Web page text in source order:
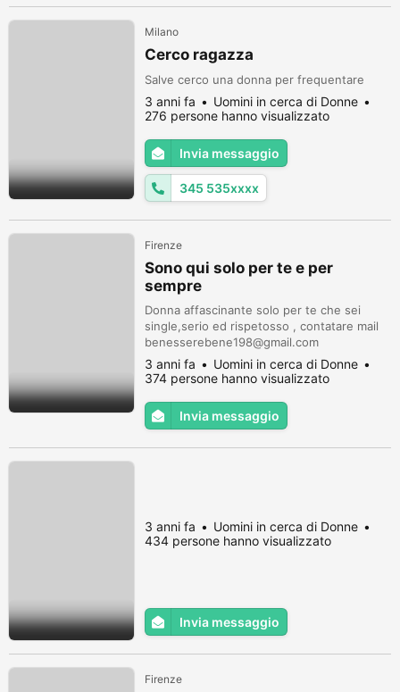
Milano
Cerco ragazza
Salve cerco una donna per frequentare
3 anni fa
Uomini in cerca di Donne
276 persone hanno visualizzato
Invia messaggio
345 535xxxx
Firenze
Sono qui solo per te e per
sempre
Donna affascinante solo per te che sei
single,serio ed rispetosso , contatare mail
benesserebene198@gmail.com
3 anni fa
Uomini in cerca di Donne
374 persone hanno visualizzato
Invia messaggio
3 anni fa
Uomini in cerca di Donne
434 persone hanno visualizzato
Invia messaggio
Firenze